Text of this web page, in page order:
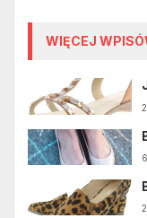
WIĘCEJ